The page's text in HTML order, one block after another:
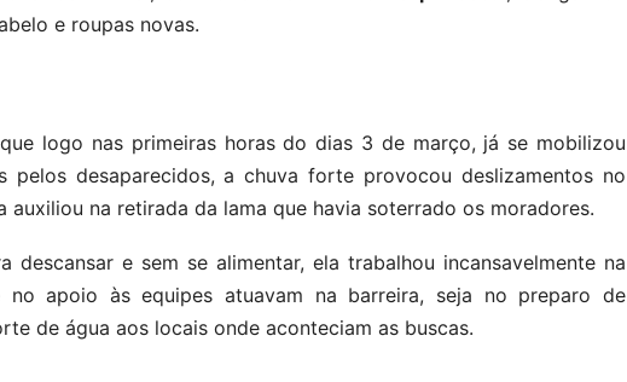
e roupas novas.
logo nas primeiras horas do dias 3 de março, já se mobilizou
pelos desaparecidos, a chuva forte provocou deslizamentos no
auxiliou na retirada da lama que havia soterrado os moradores.
descansar e sem se alimentar, ela trabalhou incansavelmente na
apoio às equipes atuavam na barreira, seja no preparo de
de água aos locais onde aconteciam as buscas.